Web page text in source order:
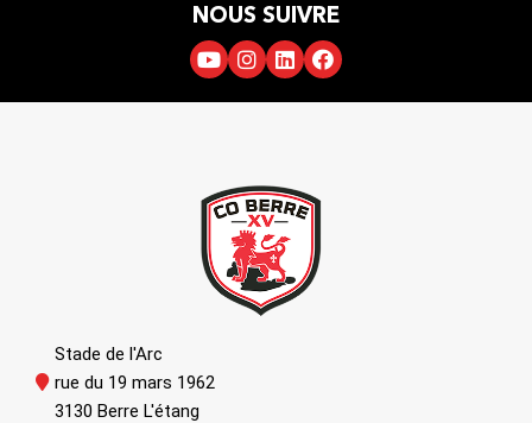
NOUS SUIVRE
Stade de l'Arc
rue du 19 mars 1962
3130 Berre L'étang